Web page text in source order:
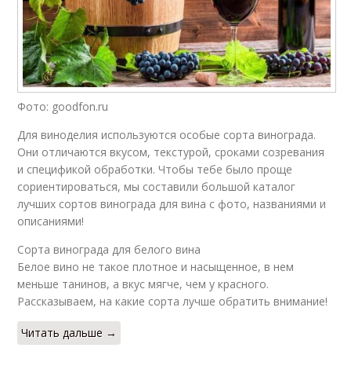
Фото: goodfon.ru
Для виноделия используются особые сорта винограда.
Они отличаются вкусом, текстурой, сроками созревания
и спецификой обработки. Чтобы тебе было проще
сориентироваться, мы составили большой каталог
лучших сортов винограда для вина с фото, названиями и
описаниями!
Сорта винограда для белого вина
Белое вино не такое плотное и насыщенное, в нем
меньше танинов, а вкус мягче, чем у красного.
Рассказываем, на какие сорта лучше обратить внимание!
Читать дальше →